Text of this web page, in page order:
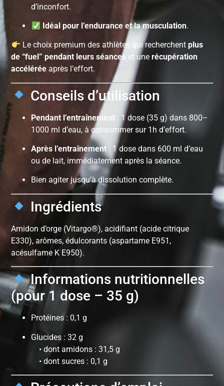
d’inconfort.
Idéal pour l’endurance et la musculation.
Le choix premium des athlètes qui recherchent plus
de “fuel” pendant leurs séances et unerécupération
accélérée après l’effort.
Conseils d’utilisation
Pendant l’entraînement : 1 dose (35 g) dans 800–
1000 ml d’eau, à consommer sur 1h d’effort.
Après l’entraînement : 1 dose dans 600 ml d’eau
ou de lait, immédiatement après la séance.
Bien agiter jusqu’à dissolution complète.
Ingrédients
Amidon d’orge (Vitargo®), acidifiant (acide citrique
E330), arômes, édulcorants (aspartame E951,
acésulfame K E950).
Informations nutritionnelles
(pour 1 dose – 35 g)
Protéines : 0,1 g
Glucides : 32 g
• dont amidons : 31,5 g
• dont sucres : 0,1 g